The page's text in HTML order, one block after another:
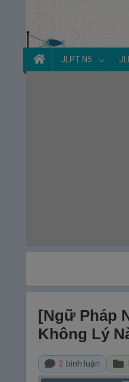
JLPT N5
[Ngữ Pháp
Không Lý
2 bình luận